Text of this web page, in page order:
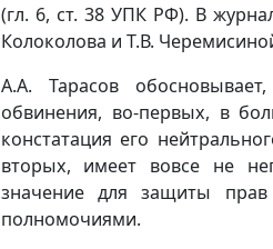
(гл. 6, ст. 38 УПК РФ). В
Колоколова и Т.В.
А.А. Тарасов
обвинения, во-первых, в
констатация его
вторых, имеет вовсе не
значение для защиты
полномочиями.